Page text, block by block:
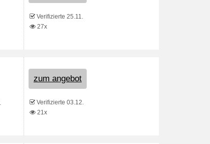
Verifizierte 25.11.
27x
zum angebot
Verifizierte 03.12.
21x